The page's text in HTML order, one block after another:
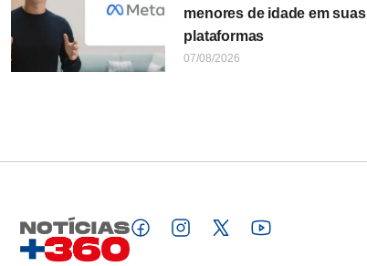
menores de idade em suas
plataformas
07/08/2026